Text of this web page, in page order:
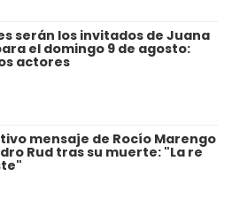
serán los invitados de Juana
el domingo 9 de agosto:
actores
mensaje de Rocío Marengo
Rud tras su muerte: "La re